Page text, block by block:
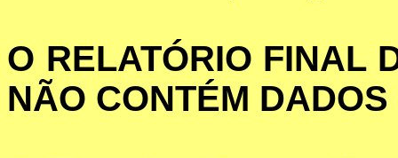
O RELATÓRIO FINAL
NÃO CONTÉM